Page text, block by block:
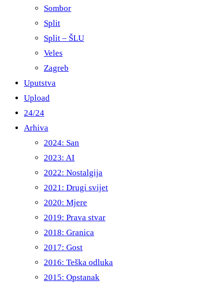
Sombor
Split
Split – ŠLU
Veles
Zagreb
Uputstva
Upload
24/24
Arhiva
2024: San
2023: AI
2022: Nostalgija
2021: Drugi svijet
2020: Mjere
2019: Prava stvar
2018: Granica
2017: Gost
2016: Teška odluka
2015: Opstanak